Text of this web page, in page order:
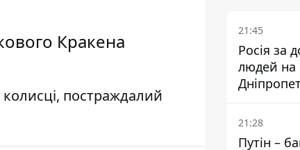
Кракена
постраждалий
21:45
Росія за
людей на
ударами
районів
21:28
Путін –